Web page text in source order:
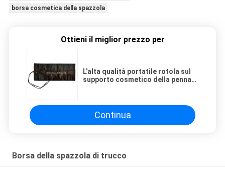
borsa cosmetica della spazzola
Ottieni il miglior prezzo per
L'alta qualità portatile rotola sul
supporto cosmetico della penna
spazzole di trucco
Continua
Borsa della spazzola di trucco